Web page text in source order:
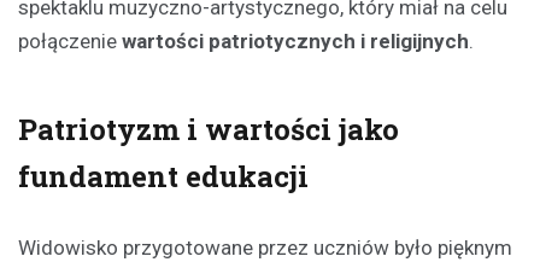
spektaklu muzyczno-artystycznego, który miał na celu
połączenie wartości patriotycznych i religijnych.
Patriotyzm i wartości jako
fundament edukacji
Widowisko przygotowane przez uczniów było pięknym